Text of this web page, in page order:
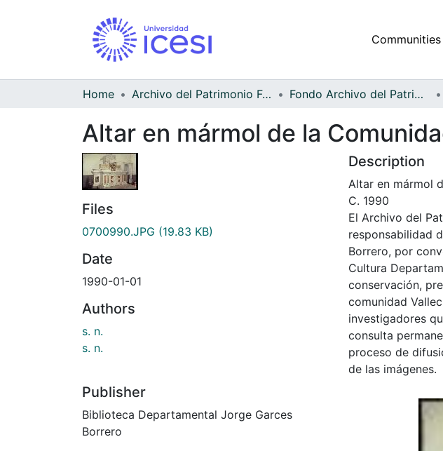
Home Archivo del Patrimonio Fotográfico y Fílmico del Valle del Cauca Fondo Archivo del Patrimonio Fotográfico y Fílmico del Valle del Cauca
Altar en mármol de la
Files
0700990.JPG (19.83 KB)
Date
1990-01-01
Authors
s. n.
s. n.
Publisher
Biblioteca Departamental Jorge Garces
Borrero
Description
Altar en mármol
C. 1990
El Archivo del
responsabilidad
Borrero, por
Cultura
conservación,
comunidad
investigadores
consulta
proceso de
de las imágenes.